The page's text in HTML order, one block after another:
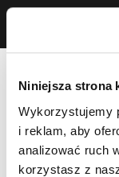
Niniejsza strona
Wykorzystujemy
i reklam, aby
analizować ruch
korzystasz z